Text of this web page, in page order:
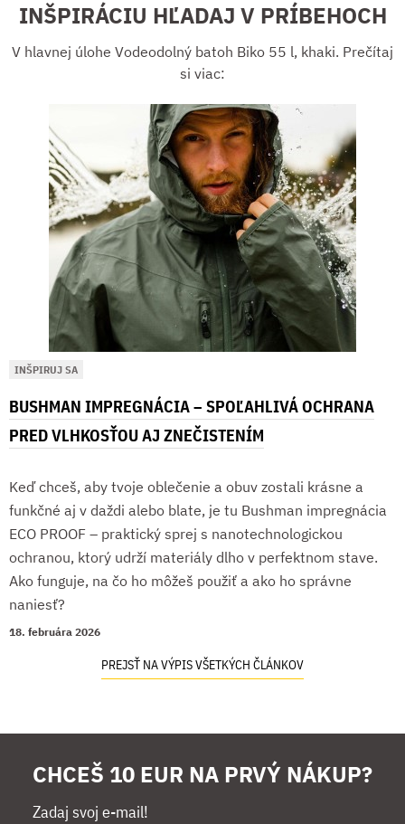
INŠPIRÁCIU HĽADAJ V PRÍBEHOCH
V hlavnej úlohe Vodeodolný batoh Biko 55 l, khaki. Prečítaj
si viac:
INŠPIRUJ SA
BUSHMAN IMPREGNÁCIA – SPOĽAHLIVÁ OCHRANA
PRED VLHKOSŤOU AJ ZNEČISTENÍM
Keď chceš, aby tvoje oblečenie a obuv zostali krásne a
funkčné aj v daždi alebo blate, je tu Bushman impregnácia
ECO PROOF – praktický sprej s nanotechnologickou
ochranou, ktorý udrží materiály dlho v perfektnom stave.
Ako funguje, na čo ho môžeš použiť a ako ho správne
naniesť?
18. februára 2026
PREJSŤ NA VÝPIS VŠETKÝCH ČLÁNKOV
CHCEŠ 10 EUR NA PRVÝ NÁKUP?
Zadaj svoj e-mail!